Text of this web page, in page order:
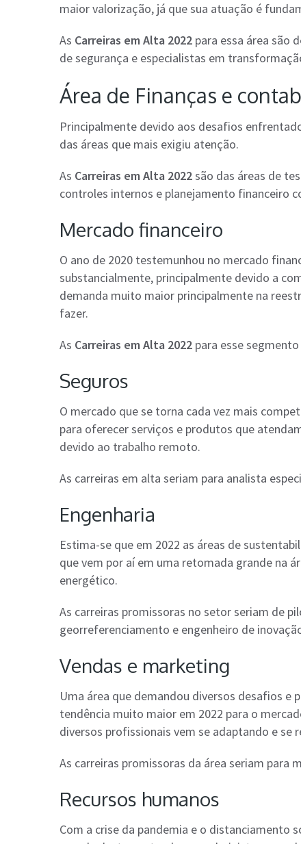
maior valorização, já que sua atuação é
As Carreiras em Alta 2022 para essa área são
de segurança e especialistas em
Área de Finanças e
Principalmente devido aos desafios
das áreas que mais exigiu atenção.
As Carreiras em Alta 2022são das áreas de
controles internos e planejamento financeiro
Mercado financeiro
O ano de 2020 testemunhou no mercado
substancialmente, principalmente devido a
demanda muito maior principalmente na
fazer.
As Carreiras em Alta 2022 para esse
Seguros
O mercado que se torna cada vez mais
para oferecer serviços e produtos que
devido ao trabalho remoto.
As carreiras em alta seriam para analista
Engenharia
Estima-se que em 2022 as áreas de
que vem por aí em uma retomada grande na
energético.
As carreiras promissoras no setor seriam de
georreferenciamento e engenheiro de
Vendas e marketing
Uma área que demandou diversos desafios e
tendência muito maior em 2022 para o
diversos profissionais vem se adaptando e
As carreiras promissoras da área seriam para
Recursos humanos
Com a crise da pandemia e o distanciamento